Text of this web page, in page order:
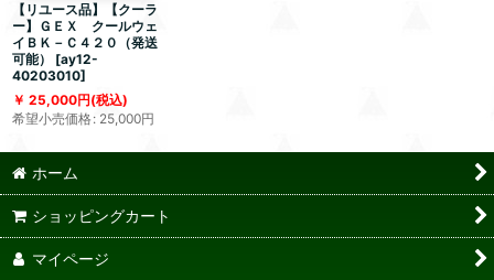
【リユース品】【クーラ
ー】ＧＥＸ クールウェ
イＢＫ－Ｃ４２０（発送
可能）
[ay12-
40203010]
25,000円(税込)
希望小売価格: 25,000円
ホーム
ショッピングカート
マイページ